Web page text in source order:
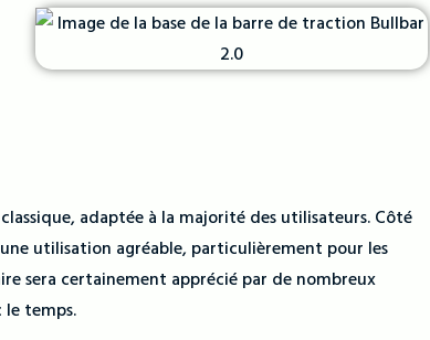
adaptée à la majorité des utilisateurs. Côté
utilisation agréable, particulièrement pour les
sera certainement apprécié par de nombreux
le temps.